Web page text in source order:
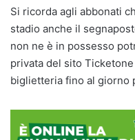
Si ricorda agli abbonati
stadio anche il
non ne è in possesso
privata del sito
biglietteria fino al giorno